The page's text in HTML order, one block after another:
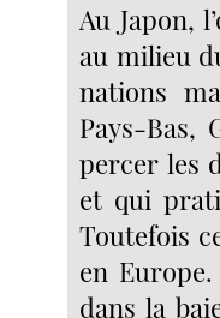
Au Japon,
au milieu
nations
Pays-Bas,
percer les
et qui
Toutefois
en
dans la